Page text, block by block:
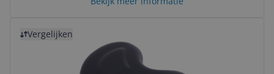
Vergelijken